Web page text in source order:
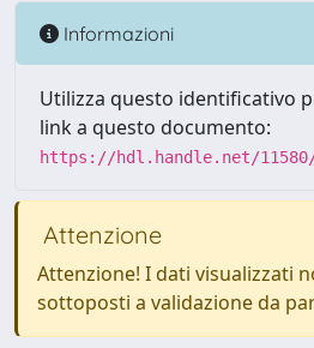
Informazioni
Utilizza questo identificativo
link a questo documento:
https://hdl.handle.net/11580/
Attenzione
Attenzione! I dati visualizzati
sottoposti a validazione da